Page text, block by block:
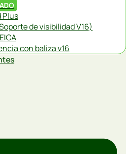
Plus
de visibilidad V16)
con baliza v16